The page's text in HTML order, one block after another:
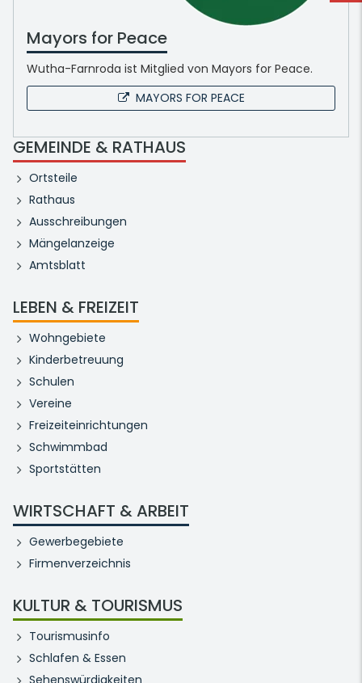
Mayors for Peace
Wutha-Farnroda ist Mitglied von Mayors for Peace.
MAYORS FOR PEACE
GEMEINDE & RATHAUS
Ortsteile
Rathaus
Ausschreibungen
Mängelanzeige
Amtsblatt
LEBEN & FREIZEIT
Wohngebiete
Kinderbetreuung
Schulen
Vereine
Freizeiteinrichtungen
Schwimmbad
Sportstätten
WIRTSCHAFT & ARBEIT
Gewerbegebiete
Firmenverzeichnis
KULTUR & TOURISMUS
Tourismusinfo
Schlafen & Essen
Sehenswürdigkeiten